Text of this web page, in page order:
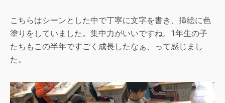
こちらはシーンとした中で丁寧に文字を書き、挿絵に色
塗りをしていました。集中力がいいですね。1年生の子
たちもこの半年ですごく成長したなぁ、って感じまし
た。